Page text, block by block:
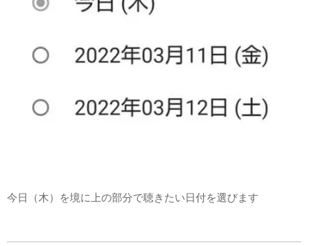
今日（木）を境に上の部分で聴きたい日付を選びます